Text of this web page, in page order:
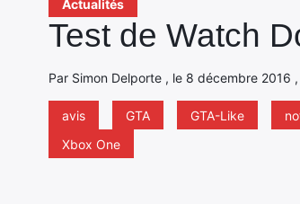
Actualités
Test de Watch
Par Simon Delporte , le 8 décembre 2016
avis GTA GTA-Like
Xbox One